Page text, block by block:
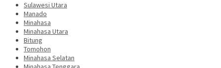
Sulawesi Utara
Manado
Minahasa
Minahasa Utara
Bitung
Tomohon
Minahasa Selatan